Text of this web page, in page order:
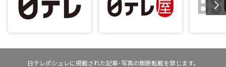
日テレポシュレに掲載された記事･写真の無断転載を禁じます。